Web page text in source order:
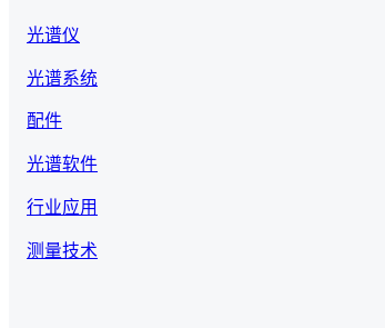
光谱仪
光谱系统
配件
光谱软件
行业应用
测量技术